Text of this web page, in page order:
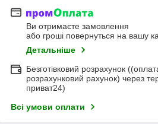
Ви отримаєте замовлення
або гроші повернуться на вашу
Детальніше
Безготівковий розрахунок
розрахунковий рахунок) через
приват24)
Всі умови оплати